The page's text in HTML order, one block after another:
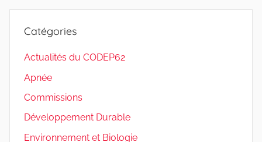
Catégories
Actualités du CODEP62
Apnée
Commissions
Développement Durable
Environnement et Biologie